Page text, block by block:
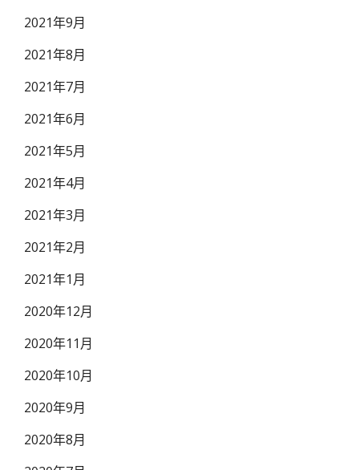
2021年9月
2021年8月
2021年7月
2021年6月
2021年5月
2021年4月
2021年3月
2021年2月
2021年1月
2020年12月
2020年11月
2020年10月
2020年9月
2020年8月